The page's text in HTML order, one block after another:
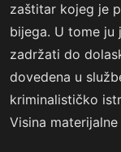
zaštitar kojeg je
bijega. U tome ju
zadržati do
dovedena u
kriminalističko
Visina